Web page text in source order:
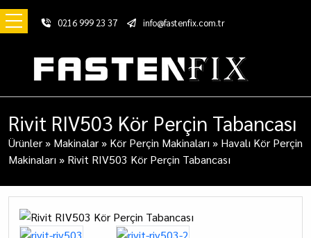
0216 999 23 37 info@fastenfix.com.tr
Rivit RIV503 Kör Perçin Tabancası
Ürünler» Makinalar» Kör Perçin Makinaları» Havalı Kör Perçin
Makinaları» Rivit RIV503 Kör Perçin Tabancası